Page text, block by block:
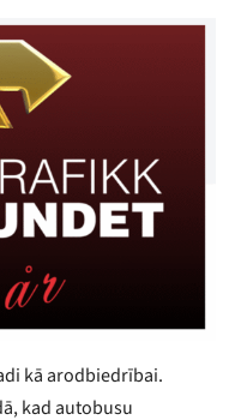
kā arodbiedrībai.
kad autobusu